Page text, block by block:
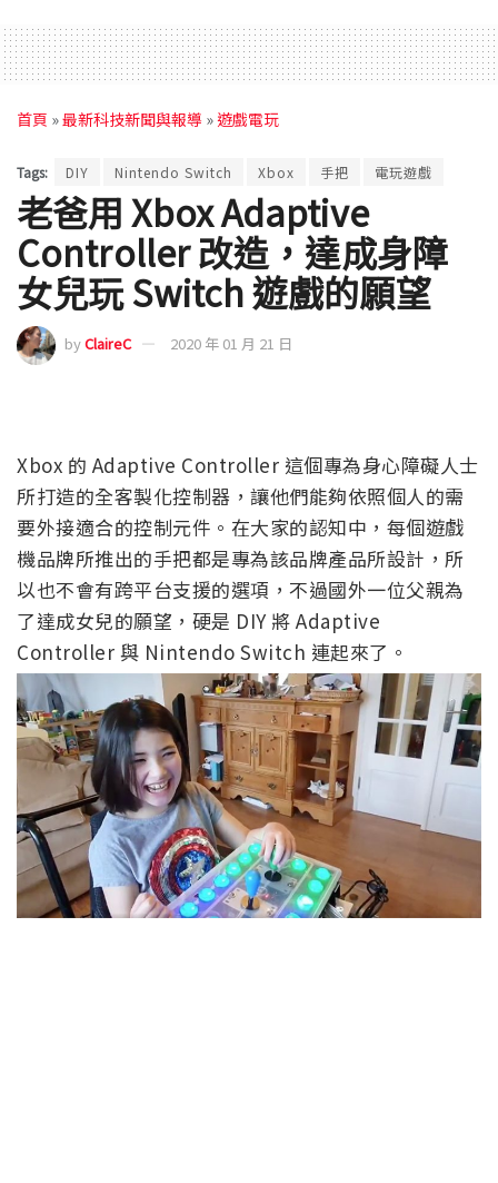
首頁 »最新科技新聞與報導 »遊戲電玩
Tags: DIY Nintendo Switch Xbox 手把 電玩遊戲
老爸用 Xbox Adaptive
Controller 改造，達成身障
女兒玩 Switch 遊戲的願望
byClaireC 2020 年 01 月 21 日
Xbox 的 Adaptive Controller 這個專為身心障礙人士
所打造的全客製化控制器，讓他們能夠依照個人的需
要外接適合的控制元件。在大家的認知中，每個遊戲
機品牌所推出的手把都是專為該品牌產品所設計，所
以也不會有跨平台支援的選項，不過國外一位父親為
了達成女兒的願望，硬是 DIY 將 Adaptive
Controller 與 Nintendo Switch 連起來了。